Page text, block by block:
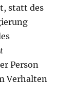
statt des
Person
Verhalten